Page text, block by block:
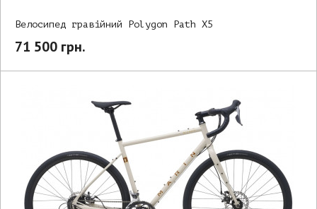
Велосипед гравійний Polygon Path X5
71 500 грн.